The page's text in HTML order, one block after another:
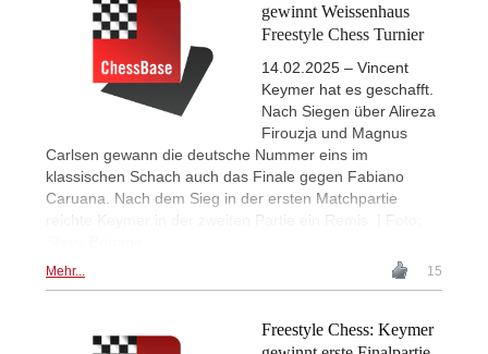
gewinnt Weissenhaus
Freestyle Chess Turnier
14.02.2025 – Vincent
Keymer hat es geschafft.
Nach Siegen über Alireza
Firouzja und Magnus
Carlsen gewann die deutsche Nummer eins im
klassischen Schach auch das Finale gegen Fabiano
Caruana. Nach dem Sieg in der ersten Matchpartie
reichte Keymer in der zweiten Partie ein Remis. | Foto:
Mehr... 15
Freestyle Chess: Keymer